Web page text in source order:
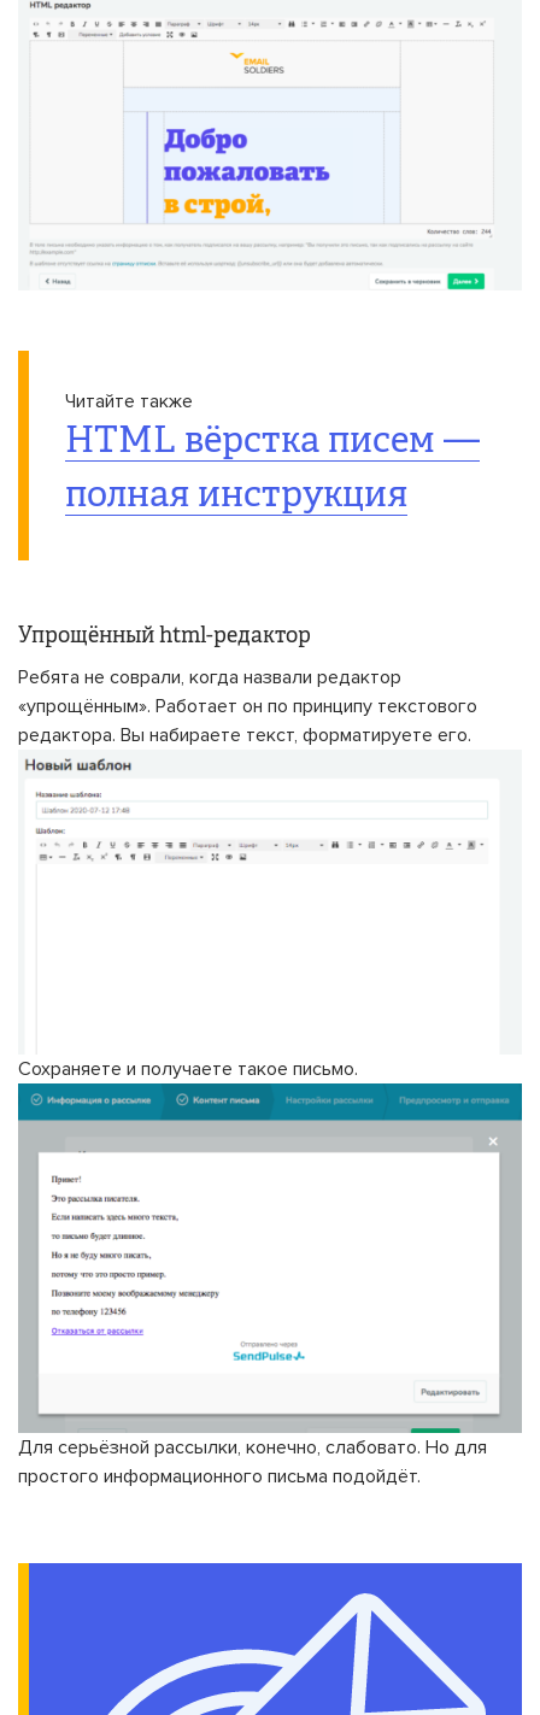
Читайте также
HTML вёрстка писем —
полная инструкция
Упрощённый html-редактор
Ребята не соврали, когда назвали редактор
«упрощённым». Работает он по принципу текстового
редактора. Вы набираете текст, форматируете его.
Сохраняете и получаете такое письмо.
Для серьёзной рассылки, конечно, слабовато. Но для
простого информационного письма подойдёт.